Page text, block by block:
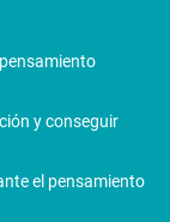
y conseguir
el pensamiento